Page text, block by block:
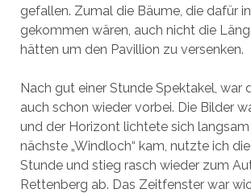
gefallen. Zumal die Bäume, die dafür
gekommen wären, auch nicht die
hätten um den Pavillion zu versenken.
Nach gut einer Stunde Spektakel, war
auch schon wieder vorbei. Die Bilder
und der Horizont lichtete sich langsam
nächste „Windloch“ kam, nutzte ich
Stunde und stieg rasch wieder zum
Rettenberg ab. Das Zeitfenster war